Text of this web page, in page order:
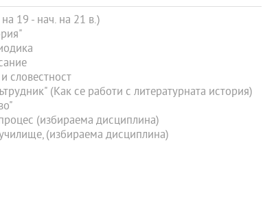
19 - нач. на 21 в.)
словестност
(Как се работи с литературната история)
(избираема дисциплина)
(избираема дисциплина)